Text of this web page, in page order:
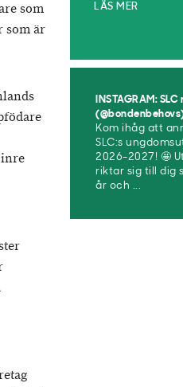
som
som är
inre
LÄS MER
INSTAGRAM: SLC
Kom ihåg att
SLC:s
2026-2027! 🤩
riktar sig till dig
år och ...